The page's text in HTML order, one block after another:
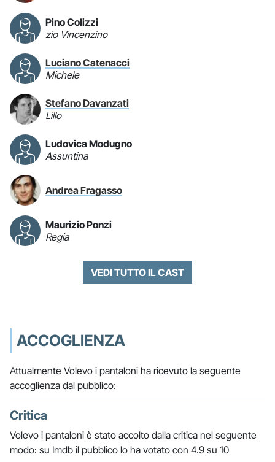
Pino Colizzi
zio Vincenzino
Luciano Catenacci
Michele
Stefano Davanzati
Lillo
Ludovica Modugno
Assuntina
Andrea Fragasso
Maurizio Ponzi
Regia
VEDI TUTTO IL CAST
ACCOGLIENZA
Attualmente Volevo i pantaloni ha ricevuto la seguente
accoglienza dal pubblico:
Critica
Volevo i pantaloni è stato accolto dalla critica nel seguente
modo: su Imdb il pubblico lo ha votato con 4.9 su 10